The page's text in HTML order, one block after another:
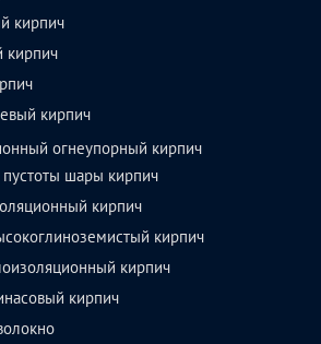
кирпич
кирпич
кирпич
огнеупорный кирпич
шары кирпич
кирпич
кирпич
кирпич
кирпич